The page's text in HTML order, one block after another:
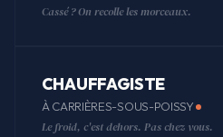
Cassé ? On recolle les morceaux.
CHAUFFAGISTE
À CARRIÈRES-SOUS-POISSY
Le froid, c'est dehors. Pas chez vous.